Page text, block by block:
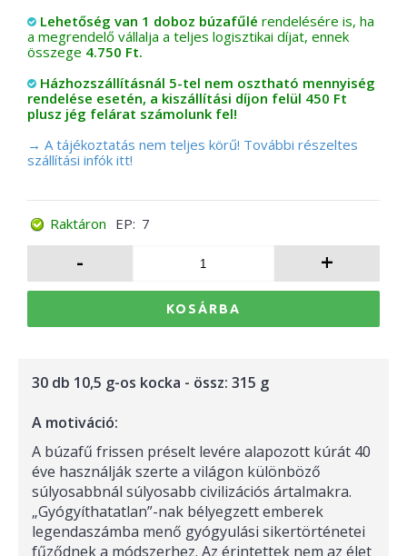
Lehetőség van 1 doboz búzafűlé rendelésére is, ha
a megrendelő vállalja a teljes logisztikai díjat, ennek
összege 4.750 Ft.
Házhozszállításnál 5-tel nem osztható mennyiség
rendelése esetén, a kiszállítási díjon felül 450 Ft
plusz jég felárat számolunk fel!
→ A tájékoztatás nem teljes körű! További részeltes
szállítási infók itt!
Raktáron EP: 7
- +
KOSÁRBA
30 db 10,5 g-os kocka - össz: 315 g
A motiváció:
A búzafű frissen préselt levére alapozott kúrát 40
éve használják szerte a világon különböző
súlyosabbnál súlyosabb civilizációs ártalmakra.
„Gyógyíthatatlan”-nak bélyegzett emberek
legendaszámba menő gyógyulási sikertörténetei
fűződnek a módszerhez. Az érintettek nem az élet